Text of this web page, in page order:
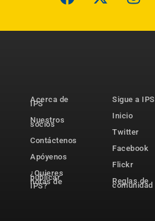
Acerca de
IPS
Nuestros
socios
Contáctenos
Apóyenos
¿Quieres
publicar
notas de
IPS?
Sigue a IPS
Inicio
Twitter
Facebook
Flickr
Reglas de
comunidad